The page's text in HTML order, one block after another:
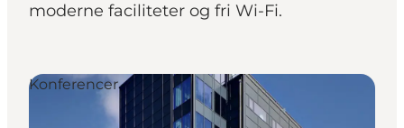
moderne faciliteter og fri Wi-Fi.
Konferencer